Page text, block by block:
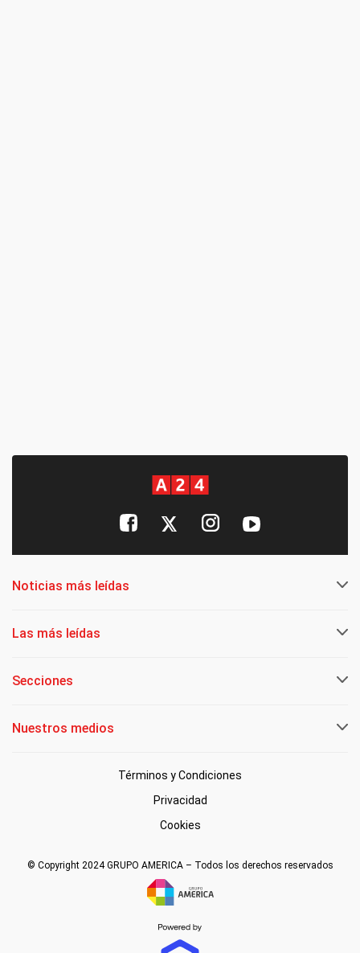
Noticias más leídas
Las más leídas
Secciones
Nuestros medios
Términos y Condiciones
Privacidad
Cookies
© Copyright 2024 GRUPO AMERICA – Todos los derechos reservados